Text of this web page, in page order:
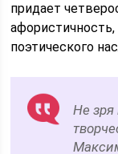
придает
поэтического
Не зря